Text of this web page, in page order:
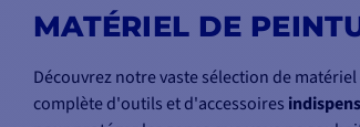
MATÉRIEL DE
Découvrez notre vaste sélection de
complète d'outils et d'accessoires